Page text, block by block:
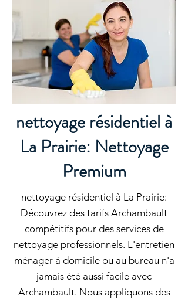
nettoyage résidentiel à
La Prairie: Nettoyage
Premium
nettoyage résidentiel à La Prairie:
Découvrez des tarifs Archambault
compétitifs pour des services de
nettoyage professionnels. L'entretien
ménager à domicile ou au bureau n'a
jamais été aussi facile avec
Archambault. Nous appliquons des